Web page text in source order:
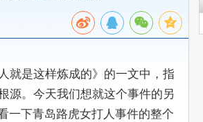
是这样炼成的》的一文中，指
源。今天我们想就这个事件的另
一下青岛路虎女打人事件的整个